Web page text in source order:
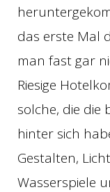
das erste Mal
man fast gar
Riesige
solche, die die
hinter sich
Gestalten,
Wasserspiele